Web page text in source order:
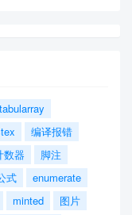
tabularray
编译报错
数器
脚注
式
enumerate
minted
图片